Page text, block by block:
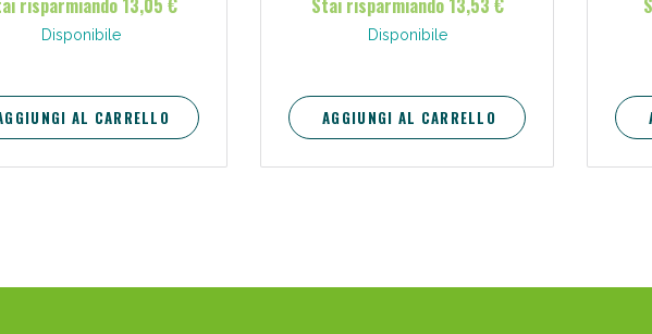
Disponibile
AL CARRELLO
Disponibile
AGGIUNGI AL CARRELLO
Vie Urinarie e Prostata: Sconti fino al 45% oggi!